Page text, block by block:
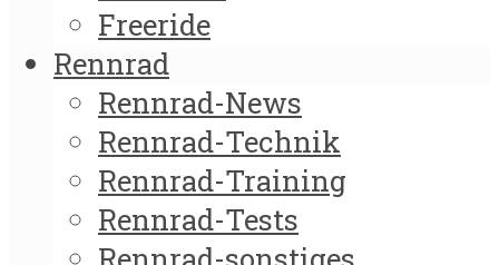
Freeride
Rennrad
Rennrad-News
Rennrad-Technik
Rennrad-Training
Rennrad-Tests